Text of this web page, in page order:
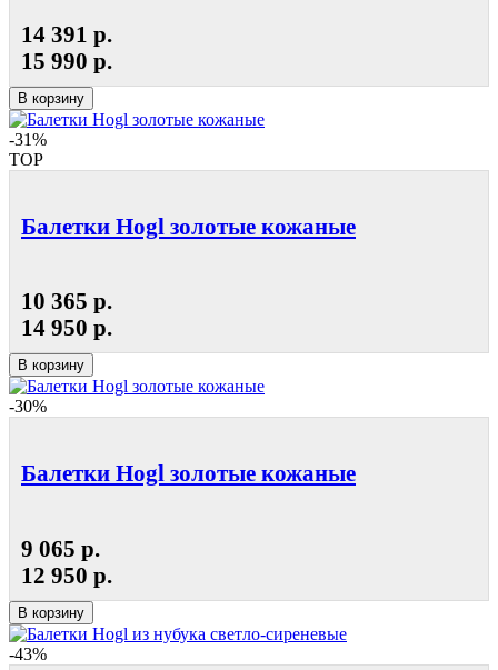
14 391 р.
15 990 р.
В корзину
-31%
TOP
Балетки Hogl золотые кожаные
10 365 р.
14 950 р.
В корзину
-30%
Балетки Hogl золотые кожаные
9 065 р.
12 950 р.
В корзину
-43%